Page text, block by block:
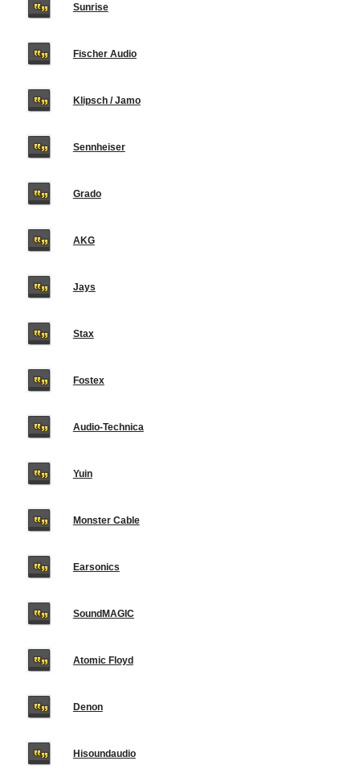
Sunrise
Fischer Audio
Klipsch / Jamo
Sennheiser
Grado
AKG
Jays
Stax
Fostex
Audio-Technica
Yuin
Monster Cable
Earsonics
SoundMAGIC
Atomic Floyd
Denon
Hisoundaudio